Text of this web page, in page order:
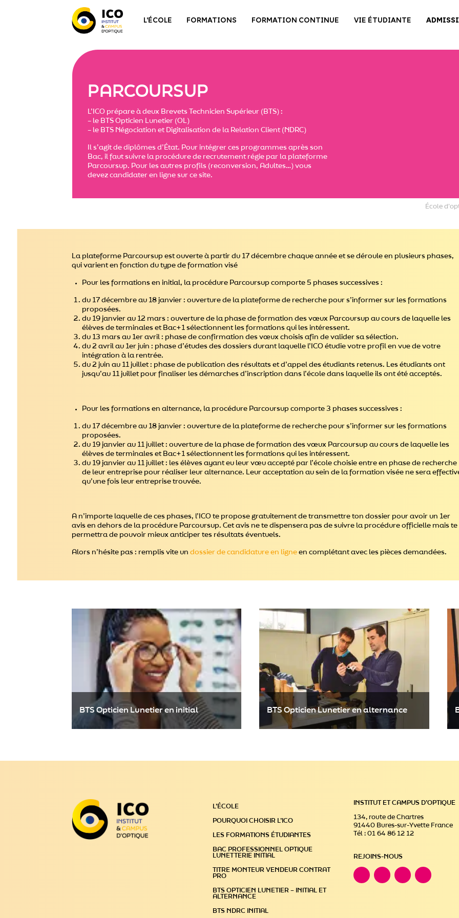
L'ÉCOLE FORMATIONS FORMATION CONTINUE VIE ÉTUDIANTE
PARCOURSUP
L’ICO prépare à deux Brevets Technicien Supérieur (BTS) :
– le BTS Opticien Lunetier (OL)
– le BTS Négociation et Digitalisation de la Relation Client(NDRC)
Il s’agit de diplômes d’État. Pour intégrer ces programmes après son
Bac, il faut suivre la procédure de recrutement régie par la plateforme
Parcoursup. Pour les autres profils (reconversion, Adultes…) vous
devez candidater en ligne sur ce site.
École
La plateforme Parcoursup est ouverte à partir du 17 décembre chaque année et se déroule en plusieurs phases,
qui varient en fonction du type de formation visé
Pour les formations en initial, la procédure Parcoursup comporte 5 phases successives :
du 17 décembre au 18 janvier : ouverture de la plateforme de recherche pour s’informer sur les formations
proposées.
du 19 janvier au 12 mars : ouverture de la phase de formation des vœux Parcoursup au cours de laquelle les
élèves de terminales et Bac+1 sélectionnent les formations qui les intéressent.
du 13 mars au 1er avril : phase de confirmation des vœux choisis afin de valider sa sélection.
du 2 avril au 1er juin : phase d’études des dossiers durant laquelle l’ICO étudie votre profil en vue de votre
intégration à la rentrée.
du 2 juin au 11 juillet : phase de publication des résultats et d’appel des étudiants retenus. Les étudiants ont
jusqu’au 11 juillet pour finaliser les démarches d’inscription dans l’école dans laquelle ils ont été acceptés.
Pour les formations en alternance, la procédure Parcoursup comporte 3 phases successives :
du 17 décembre au 18 janvier : ouverture de la plateforme de recherche pour s’informer sur les formations
proposées.
du 19 janvier au 11 juillet : ouverture de la phase de formation des vœux Parcoursup au cours de laquelle les
élèves de terminales et Bac+1 sélectionnent les formations qui les intéressent.
du 19 janvier au 11 juillet : les élèves ayant eu leur vœu accepté par l’école choisie entre en phase de recherche
de leur entreprise pour réaliser leur alternance. Leur acceptation au sein de la formation visée ne sera
qu’une fois leur entreprise trouvée.
A n’importe laquelle de ces phases, l’ICO te propose gratuitement de transmettre ton dossier pour avoir un 1er
avis en dehors de la procédure Parcoursup. Cet avis ne te dispensera pas de suivre la procédure officielle mais te
permettra de pouvoir mieux anticiper tes résultats éventuels.
Alors n’hésite pas : remplis vite un dossier de candidature en ligneen complétant avec les pièces demandées.
BTS Opticien Lunetier en initial
de l'ICO sur Parcoursup en suivant le lien ci-
dessous :
BTS OPTICIEN LUNETIER EN INITIAL
BTS Opticien Lunetier en alternance
alternance de l'ICO sur Parcoursup en
BTS OPTICIEN LUNETIER EN ALTERNANCE
L’ÉCOLE
POURQUOI CHOISIR L’ICO
LES FORMATIONS ÉTUDIANTES
BAC PROFESSIONNEL OPTIQUE
LUNETTERIE INITIAL
TITRE MONTEUR VENDEUR CONTRAT
PRO
BTS OPTICIEN LUNETIER – INITIAL ET
ALTERNANCE
BTS NDRC INITIAL
INSTITUT ET CAMPUS D’OPTIQUE
134, route de Chartres
91440 Bures-sur-Yvette France
Tél : 01 64 86 12 12
REJOINS-NOUS